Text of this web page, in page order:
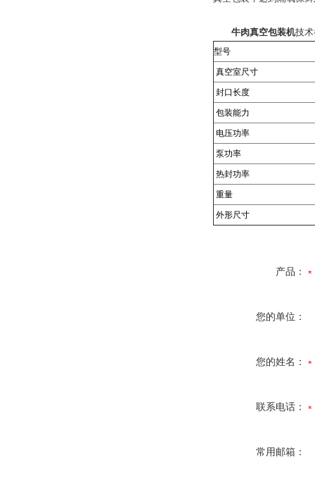
牛肉真空包装机技
型号
真空室尺寸
封口长度
包装能力
电压功率
泵功率
热封功率
重量
外形尺寸
产品：
您的单位：
您的姓名：
联系电话：
常用邮箱：